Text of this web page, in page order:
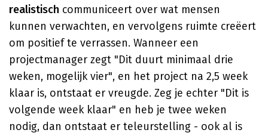
realistisch communiceert over wat mensen
kunnen verwachten, en vervolgens ruimte creëert
om positief te verrassen. Wanneer een
projectmanager zegt "Dit duurt minimaal drie
weken, mogelijk vier", en het project na 2,5 week
klaar is, ontstaat er vreugde. Zeg je echter "Dit is
volgende week klaar" en heb je twee weken
nodig, dan ontstaat er teleurstelling - ook al is